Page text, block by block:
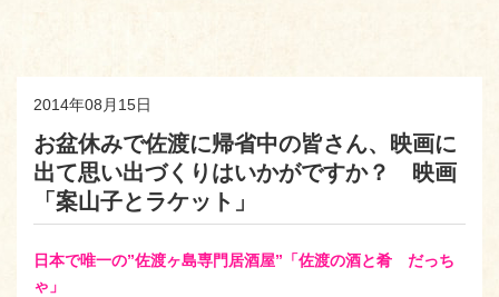
2014年08月15日
お盆休みで佐渡に帰省中の皆さん、映画に
出て思い出づくりはいかがですか？ 映画
「案山子とラケット」
日本で唯一の”佐渡ヶ島専門居酒屋”「佐渡の酒と肴 だっち
ゃ」